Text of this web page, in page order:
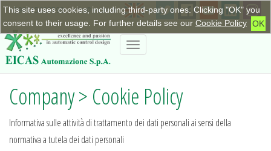
This site uses cookies, including third-party ones. Clicking "OK" you
consent to their usage. For further details see our Cookie Policy OK
+390115623798|info@eicas.it
Toggle
Company > Cookie Policy
Informativa sulle attività di trattamento dei dati personali ai sensi della
normativa a tutela dei dati personali